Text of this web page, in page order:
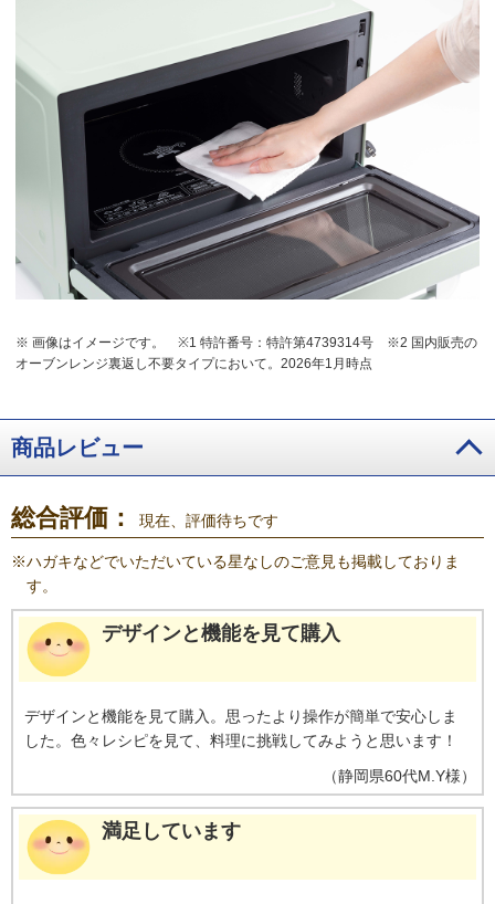
※ 画像はイメージです。 ※1 特許番号：特許第4739314号
※2 国内販売の
オーブンレンジ裏返し不要タイプにおいて。2026年1月時点
商品レビュー
総合評価： 現在、評価待ちです
※ハガキなどでいただいている星なしのご意見も掲載しておりま
す。
デザインと機能を見て購入
デザインと機能を見て購入。思ったより操作が簡単で安心しま
した。色々レシピを見て、料理に挑戦してみようと思います！
（静岡県60代M.Y様）
満足しています